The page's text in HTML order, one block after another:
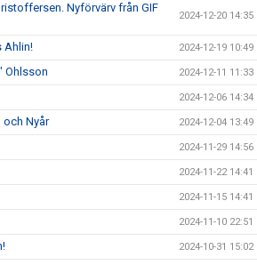
Nyförvärv från GIF
2024-12-20 14:35
Ahlin! 2024-12-19 10:49
Ohlsson 2024-12-11 11:33
2024-12-06 14:34
Nyår 2024-12-04 13:49
2024-11-29 14:56
2024-11-22 14:41
2024-11-15 14:41
2024-11-10 22:51
2024-10-31 15:02